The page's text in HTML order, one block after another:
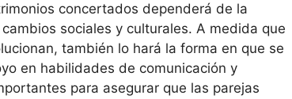
concertados dependerá de la
sociales y culturales. A medida que
también lo hará la forma en que se
en habilidades de comunicación y
para asegurar que las parejas